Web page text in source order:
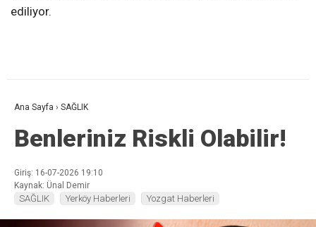
ediliyor.
Ana Sayfa › SAĞLIK
Benleriniz Riskli Olabilir!
Giriş: 16-07-2026 19:10
Kaynak: Ünal Demir
SAĞLIK Yerköy Haberleri Yozgat Haberleri